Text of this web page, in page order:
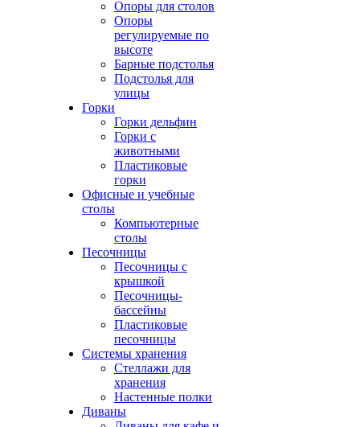
Опоры для столов
Опоры
регулируемые по
высоте
Барные подстолья
Подстолья для
улицы
Горки
Горки дельфин
Горки с
животными
Пластиковые
горки
Офисные и учебные
столы
Компьютерные
столы
Песочницы
Песочницы с
крышкой
Песочницы-
бассейны
Пластиковые
песочницы
Системы хранения
Стеллажи для
хранения
Настенные полки
Диваны